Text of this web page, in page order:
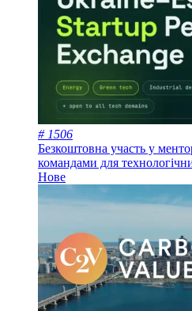
# 1506
Безкоштовна участь у
командами для
Нове